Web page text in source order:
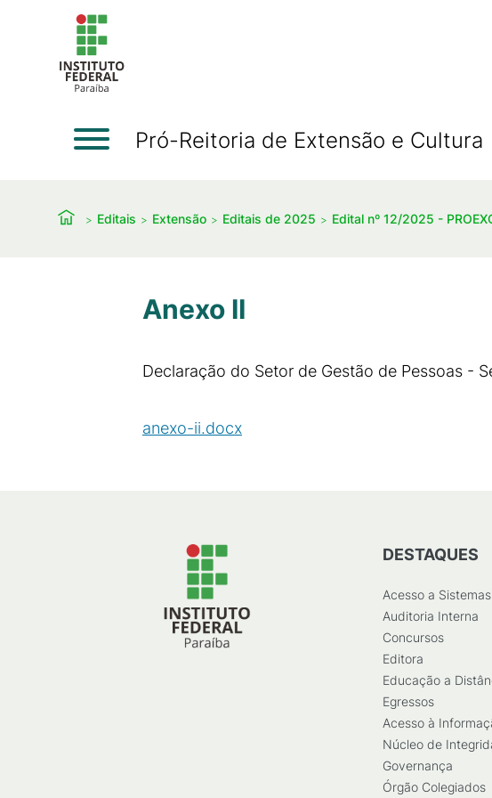
Pró-Reitoria de Extensão e Cultura
Editais Extensão Editais de 2025 Edital nº 12/2025 -
Anexo II
Declaração do Setor de Gestão de Pessoas -
anexo-ii.docx
DESTAQUES
Acesso a Sistemas
Auditoria Interna
Concursos
Editora
Educação a
Egressos
Acesso à
Núcleo de
Governança
Órgão Colegiados